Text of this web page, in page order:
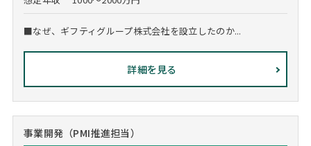
■なぜ、ギフティグループ株式会社を設立したのか...
詳細を見る
事業開発（PMI推進担当）